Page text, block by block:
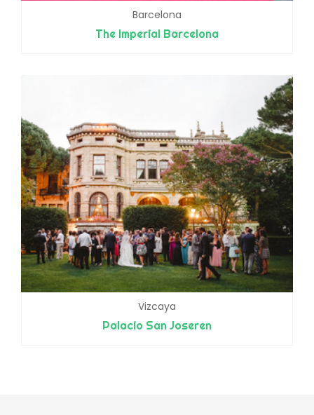
Barcelona
The Imperial Barcelona
Vizcaya
Palacio San Joseren